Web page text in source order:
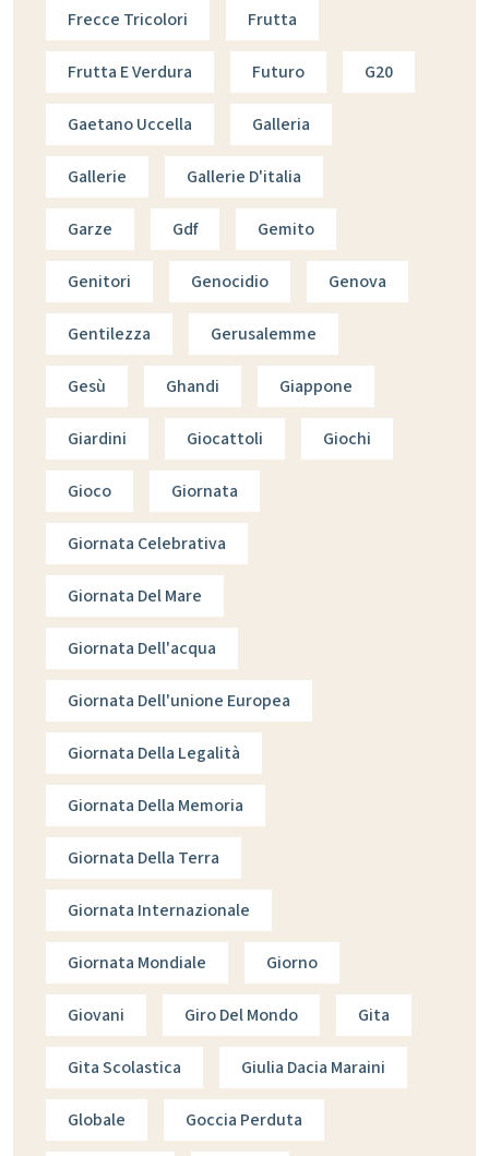
Frecce Tricolori Frutta
Frutta E Verdura Futuro G20
Gaetano Uccella Galleria
Gallerie Gallerie D'italia
Garze Gdf Gemito
Genitori Genocidio Genova
Gentilezza Gerusalemme
Gesù Ghandi Giappone
Giardini Giocattoli Giochi
Gioco Giornata
Giornata Celebrativa
Giornata Del Mare
Giornata Dell'acqua
Giornata Dell'unione Europea
Giornata Della Legalità
Giornata Della Memoria
Giornata Della Terra
Giornata Internazionale
Giornata Mondiale Giorno
Giovani Giro Del Mondo Gita
Gita Scolastica Giulia Dacia Maraini
Globale Goccia Perduta